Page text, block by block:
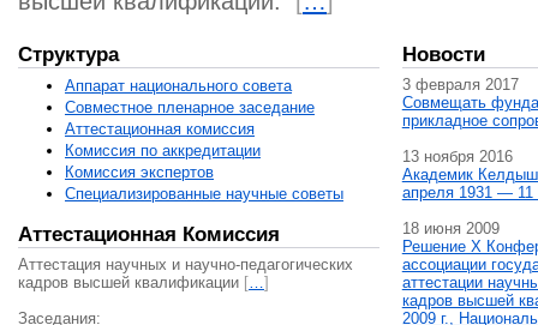
Структура
Аппарат национального совета
Совместное пленарное заседание
Аттестационная комисcия
Комиссия по аккредитации
Комиссия экспертов
Специализированные научные советы
Аттестационная Комиссия
Аттестация научных и научно-педагогических
кадров высшей квалификации […]
Заседания:
Новости
3 февраля 2017
Совмещать
прикладное
13 ноября 2016
Академик
апреля 1931 — 11
18 июня 2009
Решение X
ассоциации
аттестации
кадров высшей
2009 г.,